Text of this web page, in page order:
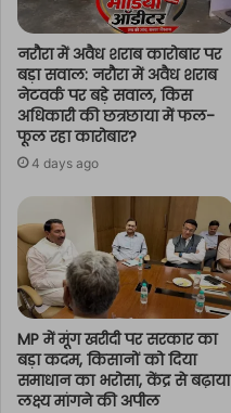
नरौरा में अवैध शराब कारोबार पर
बड़ा सवाल: नरौरा में अवैध शराब
नेटवर्क पर बड़े सवाल, किस
अधिकारी की छत्रछाया में फल-
फूल रहा कारोबार?
4 days ago
MP में मूंग खरीदी पर सरकार का
बड़ा कदम, किसानों को दिया
समाधान का भरोसा, केंद्र से बढ़ाया
लक्ष्य मांगने की अपील